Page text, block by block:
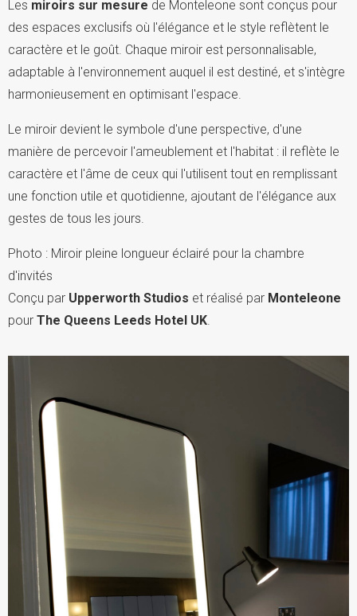
Les miroirs sur mesure de Monteleone sont conçus pour
des espaces exclusifs où l'élégance et le style reflètent le
caractère et le goût. Chaque miroir est personnalisable,
adaptable à l'environnement auquel il est destiné, et s'intègre
harmonieusement en optimisant l'espace.
Le miroir devient le symbole d'une perspective, d'une
manière de percevoir l'ameublement et l'habitat : il reflète le
caractère et l'âme de ceux qui l'utilisent tout en remplissant
une fonction utile et quotidienne, ajoutant de l'élégance aux
gestes de tous les jours.
Photo : Miroir pleine longueur éclairé pour la chambre
d'invités
Conçu par Upperworth Studios et réalisé par Monteleone
pour The Queens Leeds Hotel UK